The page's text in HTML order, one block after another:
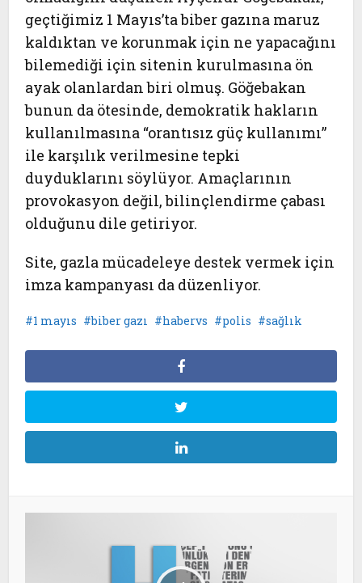
geçtiğimiz 1 Mayıs’ta biber gazına maruz
kaldıktan ve korunmak için ne yapacağını
bilemediği için sitenin kurulmasına ön
ayak olanlardan biri olmuş. Göğebakan
bunun da ötesinde, demokratik hakların
kullanılmasına “orantısız güç kullanımı”
ile karşılık verilmesine tepki
duyduklarını söylüyor. Amaçlarının
provokasyon değil, bilinçlendirme çabası
olduğunu dile getiriyor.
Site, gazla mücadeleye destek vermek için
imza kampanyası da düzenliyor.
1 mayıs biber gazı habervs polis sağlık